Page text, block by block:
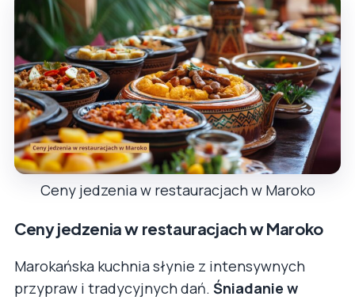
Ceny jedzenia w restauracjach w Maroko
Ceny jedzenia w restauracjach w Maroko
Marokańska kuchnia słynie z intensywnych
przypraw i tradycyjnych dań. Śniadanie w